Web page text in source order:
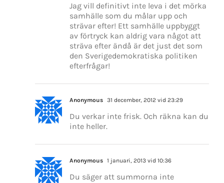
Jag vill definitivt inte leva i det mörka
samhälle som du målar upp och
strävar efter! Ett samhälle uppbyggt
av förtryck kan aldrig vara något att
sträva efter ändå är det just det som
den Sverigedemokratiska politiken
efterfrågar!
Anonymous 31 december, 2012 vid 23:29
Du verkar inte frisk. Och räkna kan du
inte heller.
Anonymous 1 januari, 2013 vid 10:36
Du säger att summorna inte